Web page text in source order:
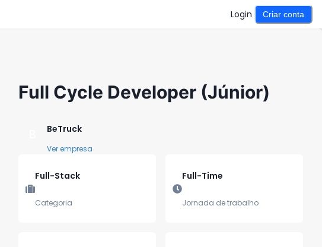
Login Criar conta
Full Cycle Developer (Júnior)
BeTruck
Ver empresa
Full-Stack
Categoria
Full-Time
Jornada de trabalho